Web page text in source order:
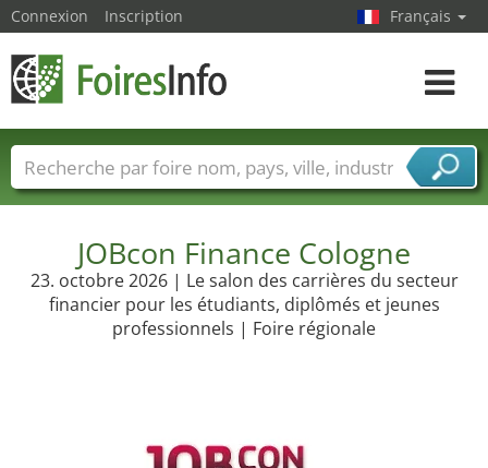
JOBcon Finance Cologne
23. octobre 2026 | Le salon des carrières du secteur
financier pour les étudiants, diplômés et jeunes
professionnels | Foire régionale
Connexion Inscription Français
Toggle
Foire noms Pays Villes
Secteurs de foire